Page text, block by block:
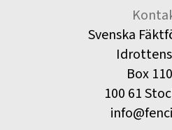
Svenska
Box
100 61